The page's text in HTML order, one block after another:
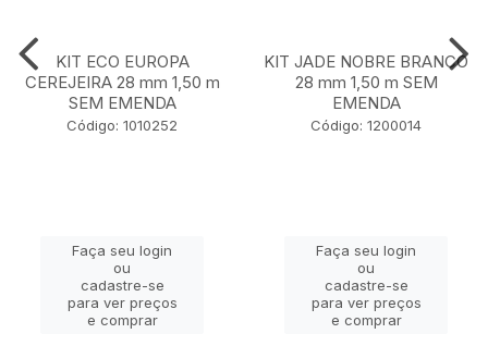
KIT ECO EUROPA
CEREJEIRA 28 mm 1,50 m
SEM EMENDA
Código: 1010252
Faça seu login
ou
cadastre-se
para ver preços
e comprar
KIT JADE NOBRE BRANCO
28 mm 1,50 m SEM
EMENDA
Código: 1200014
Faça seu login
ou
cadastre-se
para ver preços
e comprar